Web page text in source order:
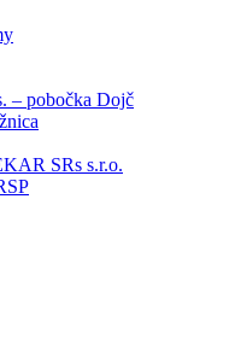
– pobočka Dojč
SRs s.r.o.